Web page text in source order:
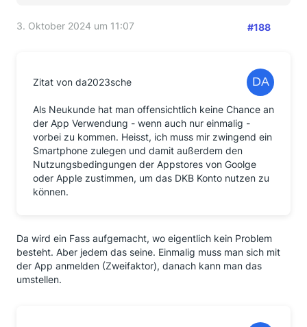
3. Oktober 2024 um 11:07 #188
Zitat von da2023sche
Als Neukunde hat man offensichtlich keine Chance an
der App Verwendung - wenn auch nur einmalig -
vorbei zu kommen. Heisst, ich muss mir zwingend ein
Smartphone zulegen und damit außerdem den
Nutzungsbedingungen der Appstores von Goolge
oder Apple zustimmen, um das DKB Konto nutzen zu
können.
Da wird ein Fass aufgemacht, wo eigentlich kein Problem
besteht. Aber jedem das seine. Einmalig muss man sich mit
der App anmelden (Zweifaktor), danach kann man das
umstellen.